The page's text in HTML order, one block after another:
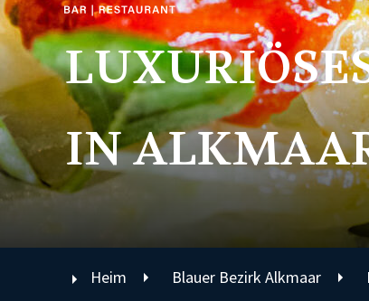
IN
Heim Blauer Bezirk Alkmaar